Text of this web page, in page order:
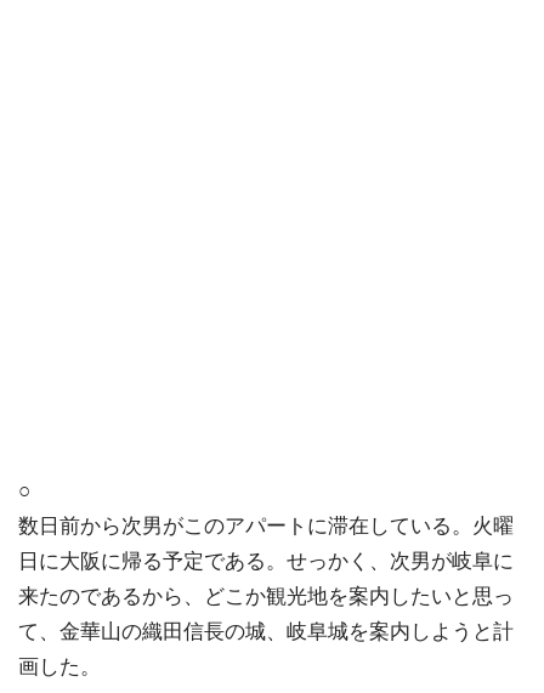
○
数日前から次男がこのアパートに滞在している。火曜
日に大阪に帰る予定である。せっかく、次男が岐阜に
来たのであるから、どこか観光地を案内したいと思っ
て、金華山の織田信長の城、岐阜城を案内しようと計
画した。